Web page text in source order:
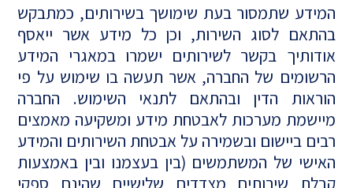
המידע שתמסור בעת שימושך בשירותים, כמתבקש
בהתאם לסוג השירות, וכן כל מידע אשר ייאסף
אודותיך בקשר לשירותים ישמרו במאגרי המידע
הרשומים של החברה, אשר תעשה בו שימוש על פי
הוראות הדין ובהתאם לתנאי השימוש. החברה
מיישמת מערכות לאבטחת מידע ומשקיעה מאמצים
רבים ביישום ובשמירה על אבטחת השירותים והמידע
האישי של המשתמשים (בין בעצמנו ובין באמצעות
קבלת שירותים מצדדים שלישיים שהינם ספקי